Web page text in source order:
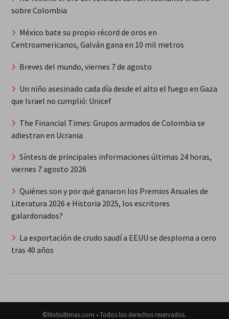
sobre Colombia
México bate su propio récord de oros en
Centroamericanos, Galván gana en 10 mil metros
Breves del mundo, viernes 7 de agosto
Un niño asesinado cada día desde el alto el fuego en Gaza
que Israel no cumplió: Unicef
The Financial Times: Grupos armados de Colombia se
adiestran en Ucrania
Síntesis de principales informaciones últimas 24 horas,
viernes 7 agosto 2026
Quiénes son y por qué ganaron los Premios Anuales de
Literatura 2026 e Historia 2025, los escritores
galardonados?
La exportación de crudo saudí a EEUU se desploma a cero
tras 40 años
©Notiultimas.com • Todos los derechos reservados.